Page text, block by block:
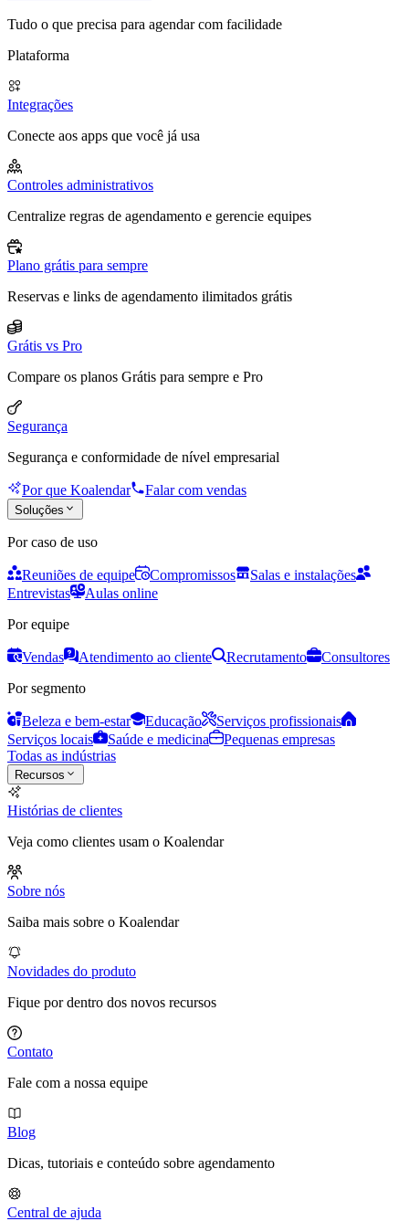
Tudo o que precisa para agendar com facilidade
Plataforma
Integrações
Conecte aos apps que você já usa
Controles administrativos
Centralize regras de agendamento e gerencie equipes
Plano grátis para sempre
Reservas e links de agendamento ilimitados grátis
Grátis vs Pro
Compare os planos Grátis para sempre e Pro
Segurança
Segurança e conformidade de nível empresarial
Por que Koalendar Falar com vendas
Soluções
Por caso de uso
Reuniões de equipe Compromissos
Salas e instalações
Entrevistas
Aulas online
Por equipe
Vendas Atendimento ao cliente Recrutamento
Consultores
Por segmento
Beleza e bem-estar Educação
Serviços profissionais
Serviços locais
Saúde e medicina
Pequenas empresas
Todas as indústrias
Recursos
Histórias de clientes
Veja como clientes usam o Koalendar
Sobre nós
Saiba mais sobre o Koalendar
Novidades do produto
Fique por dentro dos novos recursos
Contato
Fale com a nossa equipe
Blog
Dicas, tutoriais e conteúdo sobre agendamento
Central de ajuda